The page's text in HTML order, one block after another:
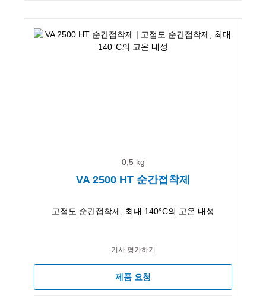
0,5 kg
VA 2500 HT 순간접착제
고점도 순간접착제, 최대 140°C의 고온 내성
기사 평가하기
제품 요청